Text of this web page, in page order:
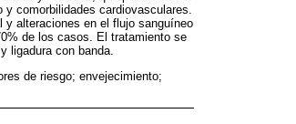
comorbilidades cardiovasculares.
y alteraciones en el flujo sanguíneo
de los casos. El tratamiento se
ligadura con banda.
de riesgo; envejecimiento;